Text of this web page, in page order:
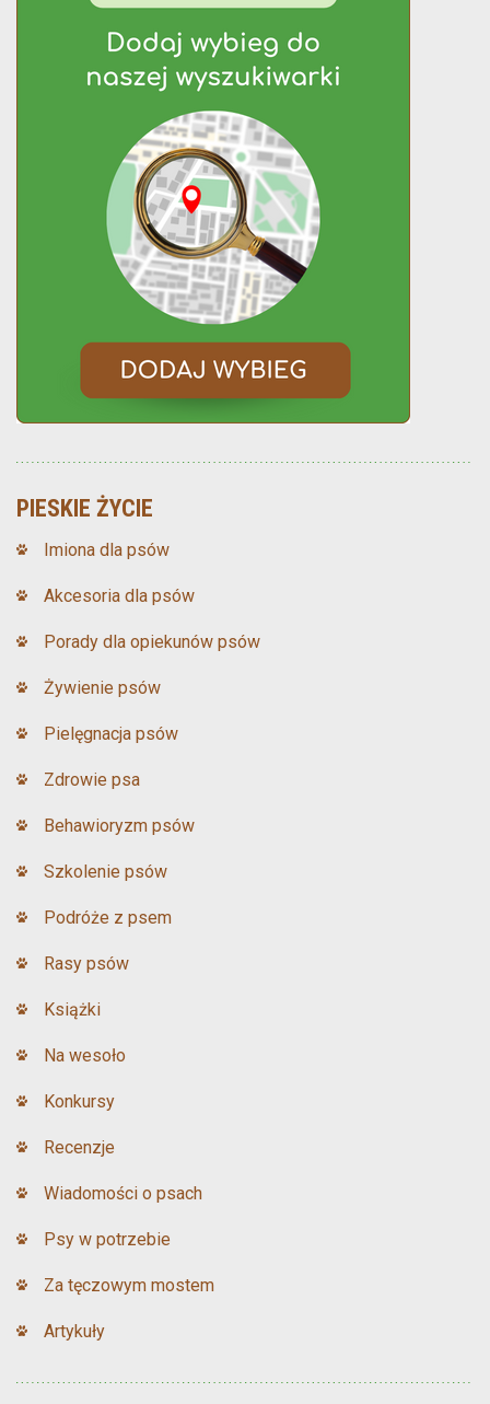
PIESKIE ŻYCIE
Imiona dla psów
Akcesoria dla psów
Porady dla opiekunów psów
Żywienie psów
Pielęgnacja psów
Zdrowie psa
Behawioryzm psów
Szkolenie psów
Podróże z psem
Rasy psów
Książki
Na wesoło
Konkursy
Recenzje
Wiadomości o psach
Psy w potrzebie
Za tęczowym mostem
Artykuły